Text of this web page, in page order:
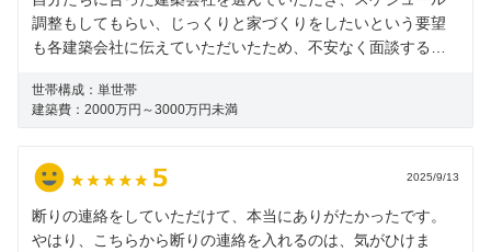
調整もしてもらい、じっくりと家づくりをしたいという要望
も各建築会社に伝えていただいたため、不安なく面談するこ
世帯構成： 単世帯
建築費： 2000万円～3000万円未満
2025/9/13
断りの連絡をしていただけて、本当にありがたかったです。
やはり、こちらから断りの連絡を入れるのは、気がひけま